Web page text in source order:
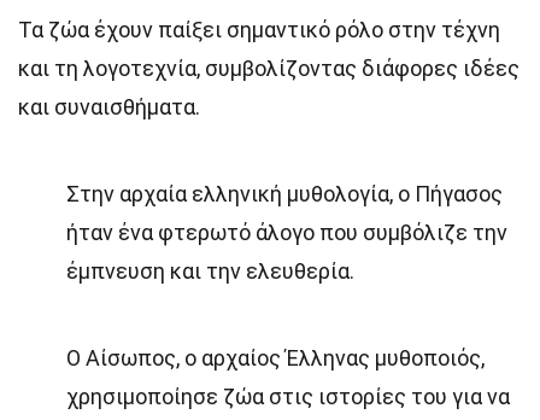
Τα ζώα έχουν παίξει σημαντικό ρόλο στην τέχνη
και τη λογοτεχνία, συμβολίζοντας διάφορες ιδέες
και συναισθήματα.
Στην αρχαία ελληνική μυθολογία, ο Πήγασος
ήταν ένα φτερωτό άλογο που συμβόλιζε την
έμπνευση και την ελευθερία.
Ο Αίσωπος, ο αρχαίος Έλληνας μυθοποιός,
χρησιμοποίησε ζώα στις ιστορίες του για να